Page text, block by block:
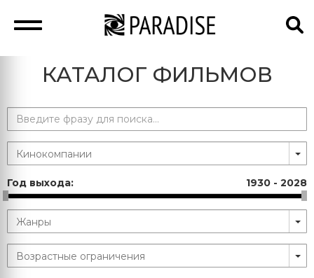
КАТАЛОГ ФИЛЬМОВ
Год выхода: 1930 - 2028